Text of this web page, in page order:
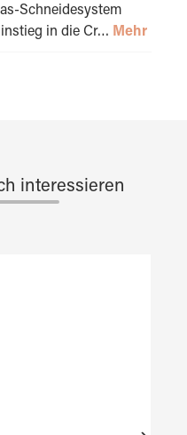
Schneidesystem
in die Cr… Mehr
interessieren